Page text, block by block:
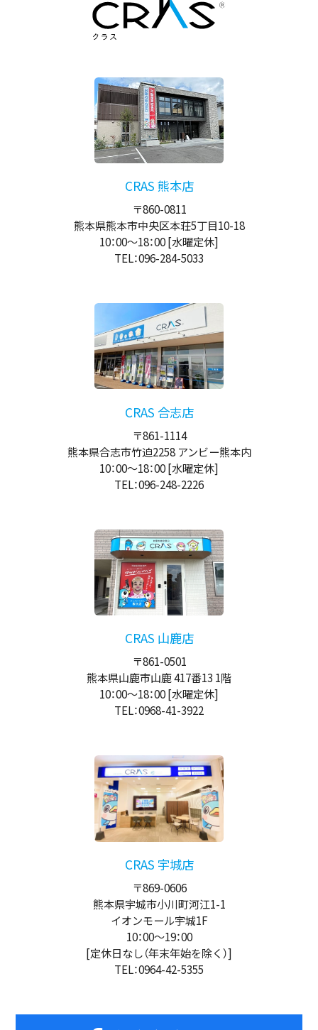
CRAS 熊本店
〒860-0811
熊本県熊本市中央区本荘5丁目10-18
10：00～18：00[水曜定休]
TEL：096-284-5033
CRAS 合志店
〒861-1114
熊本県合志市竹迫2258 アンビー熊本内
10：00～18：00[水曜定休]
TEL：096-248-2226
CRAS 山鹿店
〒861-0501
熊本県山鹿市山鹿 417番13 1階
10：00～18：00[水曜定休]
TEL：0968-41-3922
CRAS 宇城店
〒869-0606
熊本県宇城市小川町河江1-1
イオンモール宇城1F
10：00～19：00
[定休日なし（年末年始を除く）]
TEL：0964-42-5355